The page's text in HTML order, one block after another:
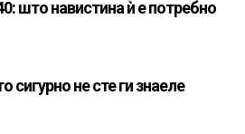
што навистина ѝ е потребно
сигурно не сте ги знаеле